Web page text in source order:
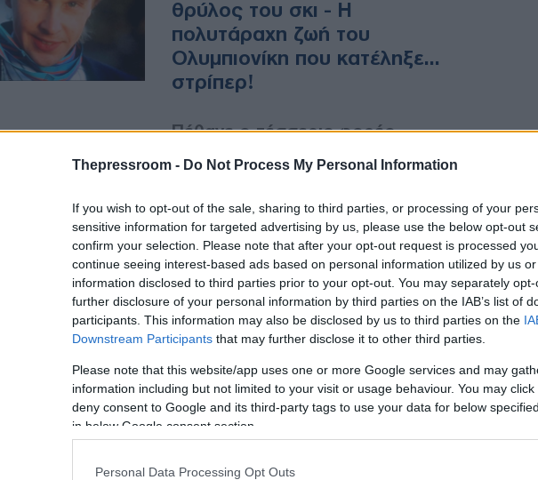
Thepressroom - Do Not Process My Personal Information
If you wish to opt-out of the sale, sharing to third parties, or processing of your
sensitive information for targeted advertising by us, please use the below opt-out
confirm your selection. Please note that after your opt-out request is processed
continue seeing interest-based ads based on personal information utilized by us
information disclosed to third parties prior to your opt-out. You may separately
further disclosure of your personal information by third parties on the IAB’s list of
participants. This information may also be disclosed by us to third parties on the
Downstream Participants that may further disclose it to other third parties.
Please note that this website/app uses one or more Google services and may
information including but not limited to your visit or usage behaviour. You may
deny consent to Google and its third-party tags to use your data for below
in below Google consent section.
Personal Data Processing Opt Outs
θρύλος του σκι - Η
πολυτάραχη ζωή του
Ολυμπιονίκη που κατέληξε...
στρίπερ!
Πέθανε ο τέσσερις φορές
Μάτι Νικάνεν - Βίος και πολιτεία
ΔΙΕΘΝΗ
04/02/2019 - 14:33
Πέθανε ο τέσσερις φορές
Ολυμπιονίκης Μάτι Νικάνεν
Την τελευταία πνοή του άφησε τις
πρώτες πρωινές ώρες ο
Φινλανδός θρύλος του άλματος